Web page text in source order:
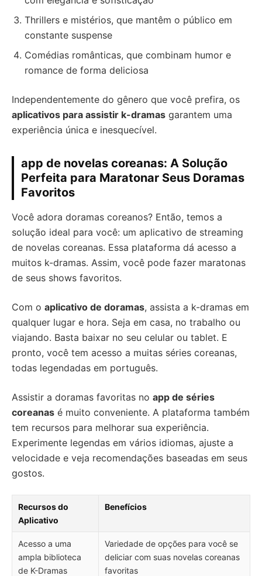
Thrillers e mistérios, que mantêm o público em
constante suspense
Comédias românticas, que combinam humor e
romance de forma deliciosa
Independentemente do gênero que você prefira, os
aplicativos para assistir k-dramas garantem uma
experiência única e inesquecível.
app de novelas coreanas: A Solução
Perfeita para Maratonar Seus Doramas
Favoritos
Você adora doramas coreanos? Então, temos a
solução ideal para você: um aplicativo de streaming
de novelas coreanas. Essa plataforma dá acesso a
muitos k-dramas. Assim, você pode fazer maratonas
de seus shows favoritos.
Com o aplicativo de doramas, assista a k-dramas em
qualquer lugar e hora. Seja em casa, no trabalho ou
viajando. Basta baixar no seu celular ou tablet. E
pronto, você tem acesso a muitas séries coreanas,
todas legendadas em português.
Assistir a doramas favoritas no app de séries
coreanas é muito conveniente. A plataforma também
tem recursos para melhorar sua experiência.
Experimente legendas em vários idiomas, ajuste a
velocidade e veja recomendações baseadas em seus
gostos.
Recursos do
Aplicativo
Benefícios
Acesso a uma
ampla biblioteca
de K-Dramas
Variedade de opções para você se
deliciar com suas novelas coreanas
favoritas